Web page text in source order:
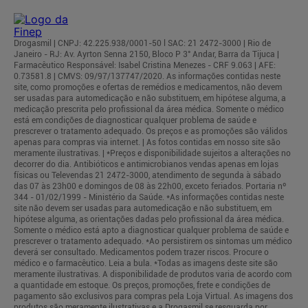
Drogasmil | CNPJ: 42.225.938/0001-50 l SAC: 21 2472-3000 | Rio de
Janeiro - RJ: Av. Ayrton Senna 2150, Bloco P 3° Andar, Barra da Tijuca |
Farmacêutico Responsável: Isabel Cristina Menezes - CRF 9.063 | AFE:
0.73581.8 | CMVS: 09/97/137747/2020. As informações contidas neste
site, como promoções e ofertas de remédios e medicamentos, não devem
ser usadas para automedicação e não substituem, em hipótese alguma, a
medicação prescrita pelo profissional da área médica. Somente o médico
está em condições de diagnosticar qualquer problema de saúde e
prescrever o tratamento adequado. Os preços e as promoções são válidos
apenas para compras via internet. | As fotos contidas em nosso site são
meramente ilustrativas. | *Preços e disponibilidade sujeitos a alterações no
decorrer do dia. Antibióticos e antimicrobianos vendas apenas em lojas
físicas ou Televendas 21 2472-3000, atendimento de segunda à sábado
das 07 às 23h00 e domingos de 08 às 22h00, exceto feriados. Portaria nº
344 - 01/02/1999 - Ministério da Saúde. *As informações contidas neste
site não devem ser usadas para automedicação e não substituem, em
hipótese alguma, as orientações dadas pelo profissional da área médica.
Somente o médico está apto a diagnosticar qualquer problema de saúde e
prescrever o tratamento adequado. *Ao persistirem os sintomas um médico
deverá ser consultado. Medicamentos podem trazer riscos. Procure o
médico e o farmacêutico. Leia a bula. *Todas as imagens deste site são
meramente ilustrativas. A disponibilidade de produtos varia de acordo com
a quantidade em estoque. Os preços, promoções, frete e condições de
pagamento são exclusivos para compras pela Loja Virtual. As imagens dos